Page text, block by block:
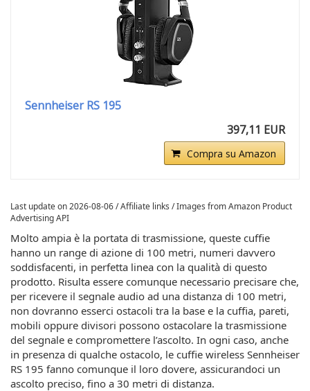
Sennheiser RS 195
397,11 EUR
Compra su Amazon
Last update on 2026-08-06 / Affiliate links / Images from Amazon Product
Advertising API
Molto ampia è la portata di trasmissione, queste cuffie
hanno un range di azione di 100 metri, numeri davvero
soddisfacenti, in perfetta linea con la qualità di questo
prodotto. Risulta essere comunque necessario precisare che,
per ricevere il segnale audio ad una distanza di 100 metri,
non dovranno esserci ostacoli tra la base e la cuffia, pareti,
mobili oppure divisori possono ostacolare la trasmissione
del segnale e compromettere l’ascolto. In ogni caso, anche
in presenza di qualche ostacolo, le cuffie wireless Sennheiser
RS 195 fanno comunque il loro dovere, assicurandoci un
ascolto preciso, fino a 30 metri di distanza.